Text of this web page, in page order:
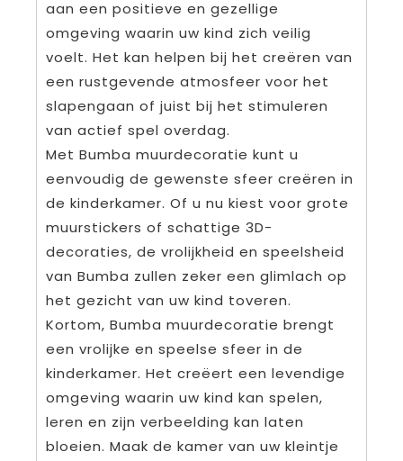
aan een positieve en gezellige
omgeving waarin uw kind zich veilig
voelt. Het kan helpen bij het creëren van
een rustgevende atmosfeer voor het
slapengaan of juist bij het stimuleren
van actief spel overdag.
Met Bumba muurdecoratie kunt u
eenvoudig de gewenste sfeer creëren in
de kinderkamer. Of u nu kiest voor grote
muurstickers of schattige 3D-
decoraties, de vrolijkheid en speelsheid
van Bumba zullen zeker een glimlach op
het gezicht van uw kind toveren.
Kortom, Bumba muurdecoratie brengt
een vrolijke en speelse sfeer in de
kinderkamer. Het creëert een levendige
omgeving waarin uw kind kan spelen,
leren en zijn verbeelding kan laten
bloeien. Maak de kamer van uw kleintje